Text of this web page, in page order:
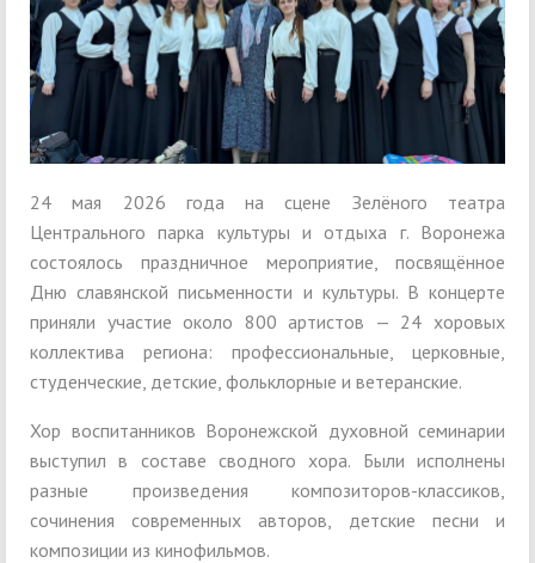
24 мая 2026 года на сцене Зелёного театра
Центрального парка культуры и отдыха г. Воронежа
состоялось праздничное мероприятие, посвящённое
Дню славянской письменности и культуры. В концерте
приняли участие около 800 артистов — 24 хоровых
коллектива региона: профессиональные, церковные,
студенческие, детские, фольклорные и ветеранские.
Хор воспитанников Воронежской духовной семинарии
выступил в составе сводного хора. Были исполнены
разные произведения композиторов-классиков,
сочинения современных авторов, детские песни и
композиции из кинофильмов.